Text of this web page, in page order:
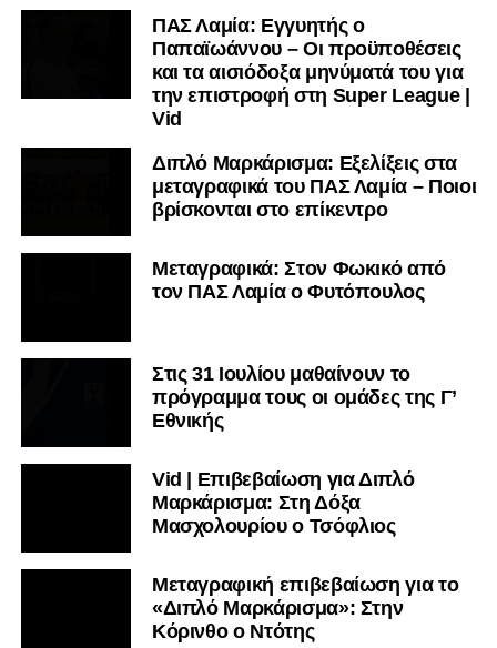
ΠΑΣ Λαμία: Εγγυητής ο
Παπαϊωάννου – Οι προϋποθέσεις
και τα αισιόδοξα μηνύματά του για
την επιστροφή στη Super League |
Vid
Διπλό Μαρκάρισμα: Εξελίξεις στα
μεταγραφικά του ΠΑΣ Λαμία – Ποιοι
βρίσκονται στο επίκεντρο
Μεταγραφικά: Στον Φωκικό από
τον ΠΑΣ Λαμία ο Φυτόπουλος
Στις 31 Ιουλίου μαθαίνουν το
πρόγραμμα τους οι ομάδες της Γ’
Εθνικής
Vid | Επιβεβαίωση για Διπλό
Μαρκάρισμα: Στη Δόξα
Μασχολουρίου ο Τσόφλιος
Μεταγραφική επιβεβαίωση για το
«Διπλό Μαρκάρισμα»: Στην
Κόρινθο ο Ντότης